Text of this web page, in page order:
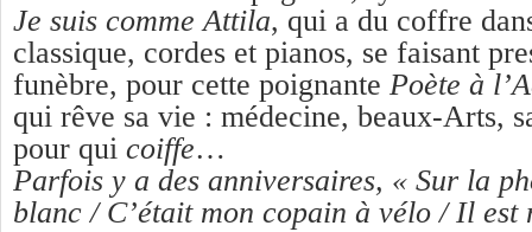
Je suis comme Attila, qui a du coffre
classique, cordes et pianos, se faisant
funèbre, pour cette poignante Poète à
qui rêve sa vie : médecine, beaux-Arts,
pour qui coiffe…
Parfois y a des anniversaires, « Sur la
blanc / C’était mon copain à vélo / Il est